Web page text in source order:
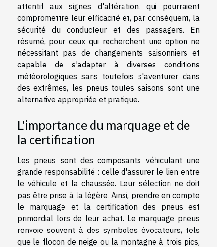
attentif aux signes d'altération, qui pourraient
compromettre leur efficacité et, par conséquent, la
sécurité du conducteur et des passagers. En
résumé, pour ceux qui recherchent une option ne
nécessitant pas de changements saisonniers et
capable de s'adapter à diverses conditions
météorologiques sans toutefois s'aventurer dans
des extrêmes, les pneus toutes saisons sont une
alternative appropriée et pratique.
L'importance du marquage et de
la certification
Les pneus sont des composants véhiculant une
grande responsabilité : celle d'assurer le lien entre
le véhicule et la chaussée. Leur sélection ne doit
pas être prise à la légère. Ainsi, prendre en compte
le marquage et la certification des pneus est
primordial lors de leur achat. Le marquage pneus
renvoie souvent à des symboles évocateurs, tels
que le flocon de neige ou la montagne à trois pics,